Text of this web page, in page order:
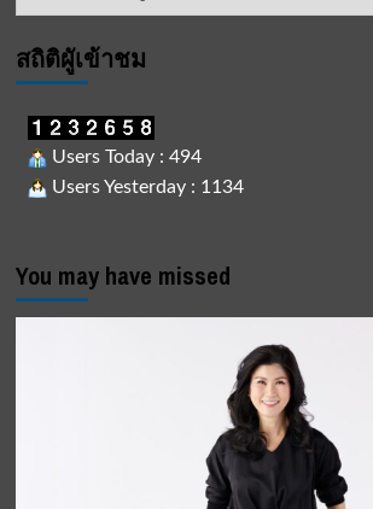
สถิติผูัเข้าชม
Users Today : 494
Users Yesterday : 1134
You may have missed